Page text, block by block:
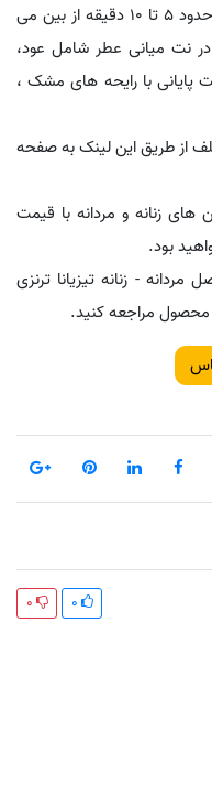
هستیم. ابتدا با بوی تندی ظاهر و بعد از حدود 5 تا 10 دقیقه از بین می
نت میانی عطر شامل عود،
با رایحه های مشک ،
از طریق این لینک به صفحه
های زنانه و مردانه با قیمت
بود.
- زنانه تیزیانا ترنزی
مراجعه کنید.